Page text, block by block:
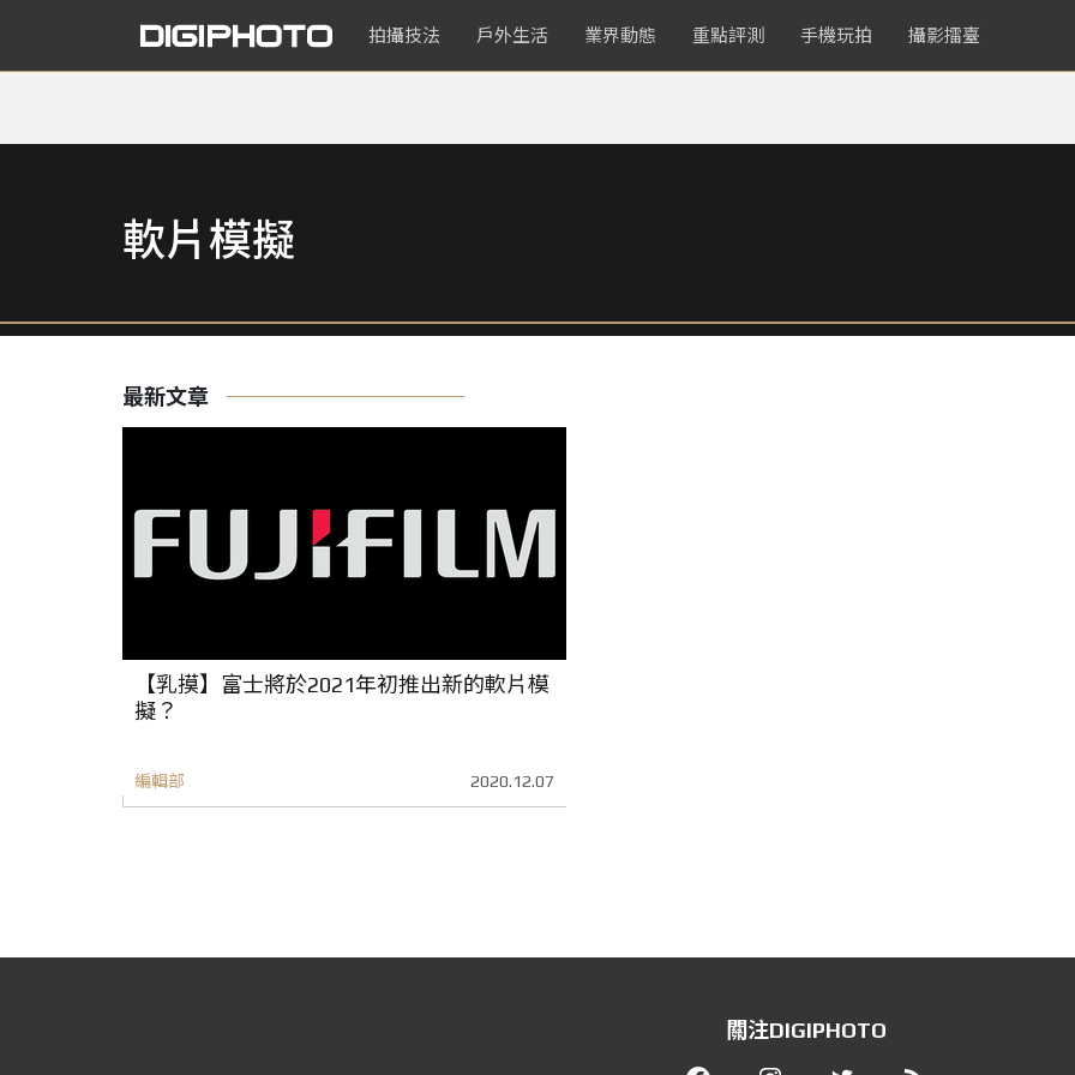
拍攝技法 戶外生活 業界動態 重點評測 手機玩拍 攝影擂臺
軟片模擬
最新文章
【乳摸】富士將於2021年初推出新的軟片模
擬？
編輯部 2020.12.07
關注DIGIPHOTO